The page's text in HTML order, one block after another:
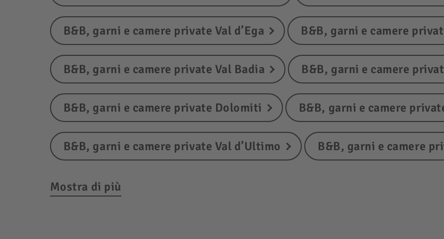
B&B, garni e camere private Val d’Ega B&B, garni e camere
B&B, garni e camere private Val Badia B&B, garni e camere
B&B, garni e camere private Dolomiti B&B, garni e camere
B&B, garni e camere private Val d’Ultimo B&B, garni e camere
Mostra di più